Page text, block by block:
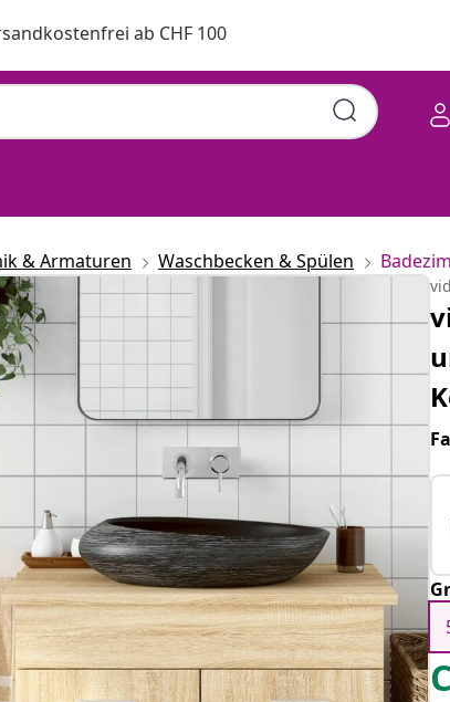
ab CHF 100
& Armaturen Waschbecken & Spülen